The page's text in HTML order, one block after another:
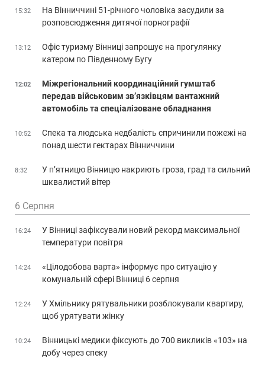
15:32
На Вінниччині 51-річного чоловіка засудили за
розповсюдження дитячої порнографії
13:12
Офіс туризму Вінниці запрошує на прогулянку
катером по Південному Бугу
12:02
Міжрегіональний координаційний гумштаб
передав військовим зв’язківцям вантажний
автомобіль та спеціалізоване обладнання
10:52
Спека та людська недбалість спричинили пожежі на
понад шести гектарах Вінниччини
8:32
У п’ятницю Вінницю накриють гроза, град та сильний
шквалистий вітер
6 Серпня
16:24
У Вінниці зафіксували новий рекорд максимальної
температури повітря
14:24
«Цілодобова варта» інформує про ситуацію у
комунальній сфері Вінниці 6 серпня
12:24
У Хмільнику рятувальники розблокували квартиру,
щоб урятувати жінку
10:24
Вінницькі медики фіксують до 700 викликів «103» на
добу через спеку